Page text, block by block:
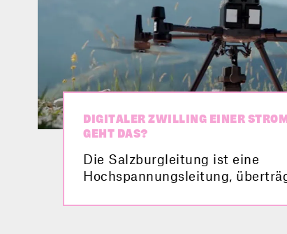
DIGITALER ZWILLING EINER
GEHT DAS?
Die Salzburgleitung ist eine
Hochspannungsleitung,
äußerst wichtig. 2025 soll sie